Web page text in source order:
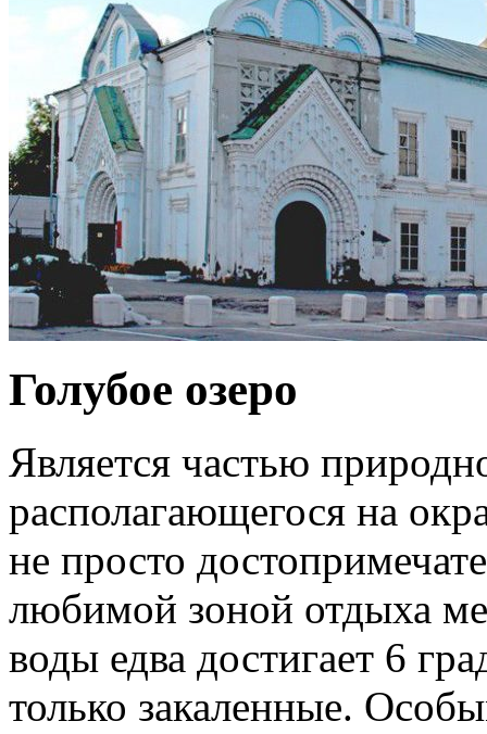
Голубое озеро
Является частью
располагающегося на
не просто
любимой зоной отдыха
воды едва достигает 6
только закаленные.